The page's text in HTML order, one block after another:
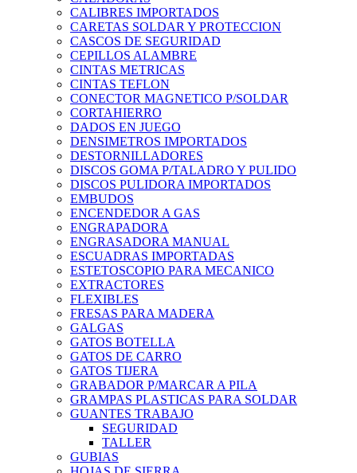
CALIBRES IMPORTADOS
CARETAS SOLDAR Y PROTECCION
CASCOS DE SEGURIDAD
CEPILLOS ALAMBRE
CINTAS METRICAS
CINTAS TEFLON
CONECTOR MAGNETICO P/SOLDAR
CORTAHIERRO
DADOS EN JUEGO
DENSIMETROS IMPORTADOS
DESTORNILLADORES
DISCOS GOMA P/TALADRO Y PULIDO
DISCOS PULIDORA IMPORTADOS
EMBUDOS
ENCENDEDOR A GAS
ENGRAPADORA
ENGRASADORA MANUAL
ESCUADRAS IMPORTADAS
ESTETOSCOPIO PARA MECANICO
EXTRACTORES
FLEXIBLES
FRESAS PARA MADERA
GALGAS
GATOS BOTELLA
GATOS DE CARRO
GATOS TIJERA
GRABADOR P/MARCAR A PILA
GRAMPAS PLASTICAS PARA SOLDAR
GUANTES TRABAJO
SEGURIDAD
TALLER
GUBIAS